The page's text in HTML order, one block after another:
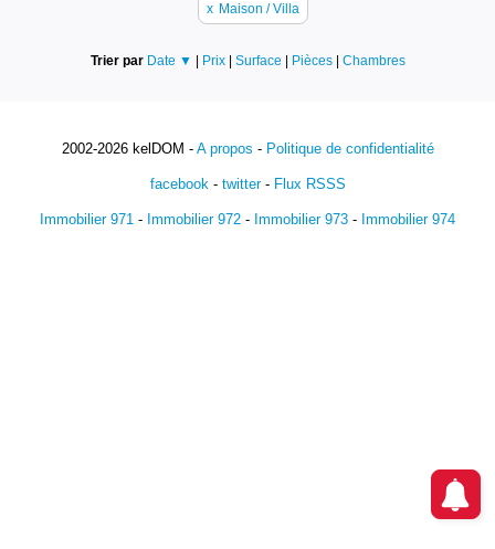
x Maison / Villa
Trier par Date ▼ | Prix | Surface | Pièces | Chambres
2002-2026 kelDOM - A propos - Politique de confidentialité
facebook- twitter- Flux RSSS
Immobilier 971 - Immobilier 972 - Immobilier 973 - Immobilier 974